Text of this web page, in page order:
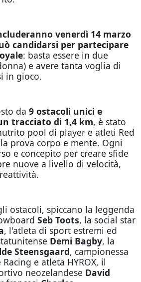
venerdì 14 marzo
candidarsi per partecipare
: basta essere in due
e avere tanta voglia di
in gioco.
da 9 ostacoli unici e
tracciato di 1,4 km, è stato
pool di player e atleti Red
prova corpo e mente. Ogni
e concepito per creare sfide
nuove a livello di velocità,
ostacoli, spiccano la leggenda
Seb Toots, la social star
, l'atleta di sport estremi ed
Demi Bagby, la
Steensgaard, campionessa
e atleta HYROX, il
neozelandese David